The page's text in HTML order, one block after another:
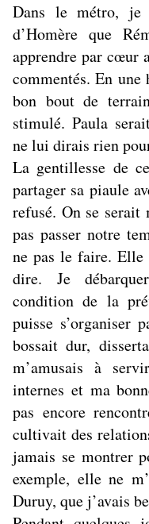
Dans le métro, je
d’Homère que
apprendre par cœur
commentés. En
bon bout de
stimulé. Paula
ne lui dirais rien
La gentillesse de
partager sa piaule
refusé. On se serait
pas passer notre
ne pas le faire. Elle
dire. Je
condition de la
puisse s’organiser
bossait dur,
m’amusais à
internes et ma
pas encore
cultivait des
jamais se montrer
exemple, elle ne
Duruy, que j’avais